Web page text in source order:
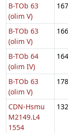
B-TOb 63
(olim V)
B-TOb 63
(olim V)
B-TOb 64
(olim IV)
B-TOb 63
(olim V)
CDN-Hsmu
M2149.L4
1554